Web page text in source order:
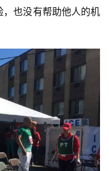
也没有帮助他人的机